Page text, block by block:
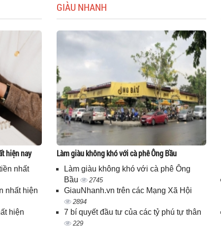
hiện nay
nhất
nhất hiện
hiện
GIÀU NHANH
Làm giàu không khó với cà phê Ông Bầu
Làm giàu không khó với cà phê Ông
Bầu
2745
GiauNhanh.vn trên các Mạng Xã Hội
2894
7 bí quyết đầu tư của các tỷ phú tự thân
229